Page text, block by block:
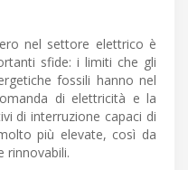
nel settore elettrico è
sfide: i limiti che gli
fossili hanno nel
di elettricità e la
di interruzione capaci di
più elevate, così da
rinnovabili.